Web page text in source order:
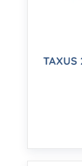
TAXUS